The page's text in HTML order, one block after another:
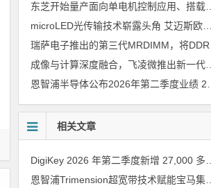
东芝开始量产面向单电机控制应用、搭载Arm Cortex M4内核的小型微控制器
microLED光传输技术崭露头角 艾迈斯欧司朗模拟平台加速AI数据中心高速互连设计
成像与计算深度融合，飞凌微推出新一代车载视觉处理SoC M2
恩智浦半导体公布2026年第二季度业绩 2026年7月30日
相关文章
恩智浦Trimension超宽带技术赋能宝马集团Digital Key Plus及生命体存在检测功能